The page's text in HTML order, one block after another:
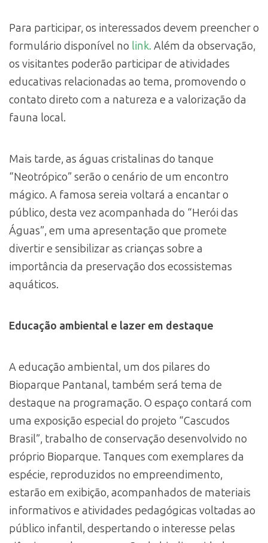
Para participar, os interessados devem preencher o
formulário disponível no link. Além da observação,
os visitantes poderão participar de atividades
educativas relacionadas ao tema, promovendo o
contato direto com a natureza e a valorização da
fauna local.
Mais tarde, as águas cristalinas do tanque
“Neotrópico” serão o cenário de um encontro
mágico. A famosa sereia voltará a encantar o
público, desta vez acompanhada do “Herói das
Águas”, em uma apresentação que promete
divertir e sensibilizar as crianças sobre a
importância da preservação dos ecossistemas
aquáticos.
Educação ambiental e lazer em destaque
A educação ambiental, um dos pilares do
Bioparque Pantanal, também será tema de
destaque na programação. O espaço contará com
uma exposição especial do projeto “Cascudos
Brasil”, trabalho de conservação desenvolvido no
próprio Bioparque. Tanques com exemplares da
espécie, reproduzidos no empreendimento,
estarão em exibição, acompanhados de materiais
informativos e atividades pedagógicas voltadas ao
público infantil, despertando o interesse pelas